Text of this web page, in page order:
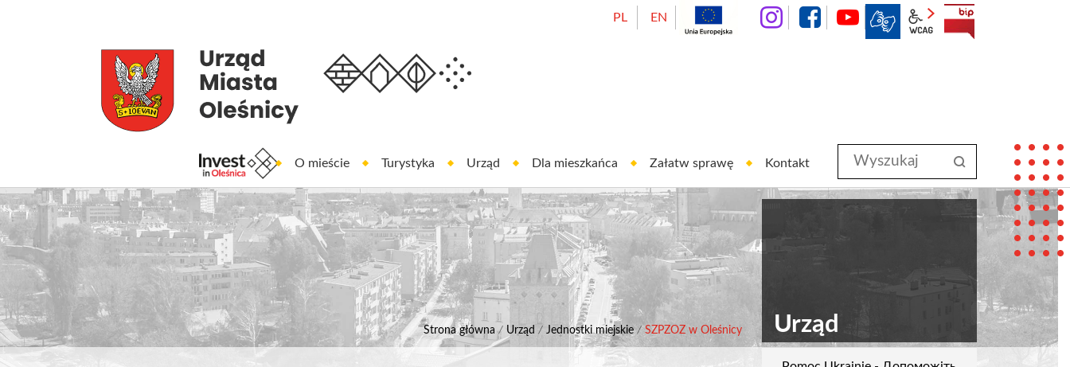
PL EN instagram
facebookYouTube
wcag2.1
Invest In Oleśnica
O mieście Turystyka Urząd Dla mieszkańca Załatw sprawę Kontakt
Wyszukaj
serwisie
Strona główna / Urząd / Jednostki miejskie / SZPZOZ w Oleśnicy Urząd